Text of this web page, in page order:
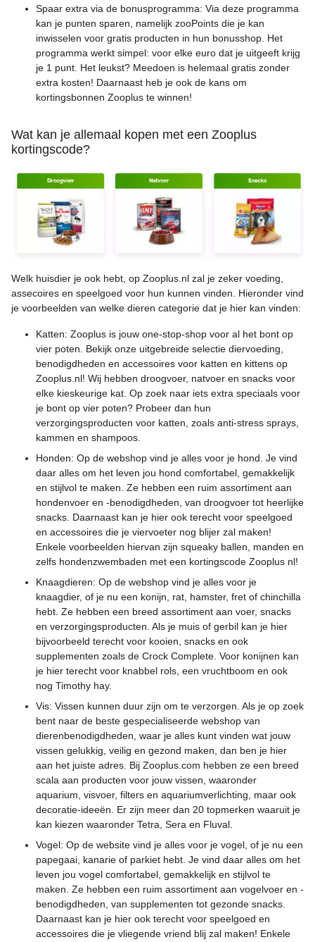
Spaar extra via de bonusprogramma: Via deze programma
kan je punten sparen, namelijk zooPoints die je kan
inwisselen voor gratis producten in hun bonusshop. Het
programma werkt simpel: voor elke euro dat je uitgeeft krijg
je 1 punt. Het leukst? Meedoen is helemaal gratis zonder
extra kosten! Daarnaast heb je ook de kans om
kortingsbonnen Zooplus te winnen!
Wat kan je allemaal kopen met een Zooplus
kortingscode?
Welk huisdier je ook hebt, op Zooplus.nl zal je zeker voeding,
assecoires en speelgoed voor hun kunnen vinden. Hieronder vind
je voorbeelden van welke dieren categorie dat je hier kan vinden:
Katten: Zooplus is jouw one-stop-shop voor al het bont op
vier poten. Bekijk onze uitgebreide selectie diervoeding,
benodigdheden en accessoires voor katten en kittens op
Zooplus.nl! Wij hebben droogvoer, natvoer en snacks voor
elke kieskeurige kat. Op zoek naar iets extra speciaals voor
je bont op vier poten? Probeer dan hun
verzorgingsproducten voor katten, zoals anti-stress sprays,
kammen en shampoos.
Honden: Op de webshop vind je alles voor je hond. Je vind
daar alles om het leven jou hond comfortabel, gemakkelijk
en stijlvol te maken. Ze hebben een ruim assortiment aan
hondenvoer en -benodigdheden, van droogvoer tot heerlijke
snacks. Daarnaast kan je hier ook terecht voor speelgoed
en accessoires die je viervoeter nog blijer zal maken!
Enkele voorbeelden hiervan zijn squeaky ballen, manden en
zelfs hondenzwembaden met een kortingscode Zooplus nl!
Knaagdieren: Op de webshop vind je alles voor je
knaagdier, of je nu een konijn, rat, hamster, fret of chinchilla
hebt. Ze hebben een breed assortiment aan voer, snacks
en verzorgingsproducten. Als je muis of gerbil kan je hier
bijvoorbeeld terecht voor kooien, snacks en ook
supplementen zoals de Crock Complete. Voor konijnen kan
je hier terecht voor knabbel rols, een vruchtboom en ook
nog Timothy hay.
Vis: Vissen kunnen duur zijn om te verzorgen. Als je op zoek
bent naar de beste gespecialiseerde webshop van
dierenbenodigdheden, waar je alles kunt vinden wat jouw
vissen gelukkig, veilig en gezond maken, dan ben je hier
aan het juiste adres. Bij Zooplus.com hebben ze een breed
scala aan producten voor jouw vissen, waaronder
aquarium, visvoer, filters en aquariumverlichting, maar ook
decoratie-ideeën. Er zijn meer dan 20 topmerken waaruit je
kan kiezen waaronder Tetra, Sera en Fluval.
Vogel: Op de website vind je alles voor je vogel, of je nu een
papegaai, kanarie of parkiet hebt. Je vind daar alles om het
leven jou vogel comfortabel, gemakkelijk en stijlvol te
maken. Ze hebben een ruim assortiment aan vogelvoer en -
benodigdheden, van supplementen tot gezonde snacks.
Daarnaast kan je hier ook terecht voor speelgoed en
accessoires die je vliegende vriend blij zal maken! Enkele